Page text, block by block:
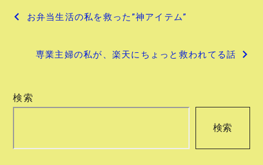
投
ゲ
お弁当生活の私を救った”神アイテム”
専業主婦の私が、楽天にちょっと救われてる話
検索
検索